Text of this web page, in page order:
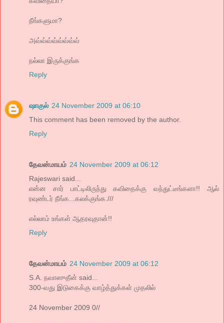
நீங்களுமா?
அவ்வ்வ்வ்வ்வ்வ்வ்
நல்லா இருக்குங்க
Reply
ஷாகுல் 24 November 2009 at 06:10
This comment has been removed by the author.
Reply
தேவன்மாயம் 24 November 2009 at 06:12
Rajeswari said...
என்ன சார் பாட்டிலிருந்து கவிதைக்கு வந்துட்டீங்களா!! ஆல்
ரவுண்டர் நீங்க...கலக்குங்க.///
எல்லாம் உங்கள் ஆதரவுதான்!!
Reply
தேவன்மாயம் 24 November 2009 at 06:12
S.A. நவாஸுதீன் said...
300-வது இடுகைக்கு வாழ்த்துக்கள் முதலில்
24 November 2009 0//